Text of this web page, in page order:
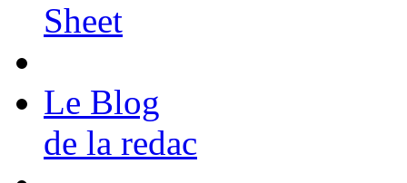
Sheet
Le Blog
de la redac